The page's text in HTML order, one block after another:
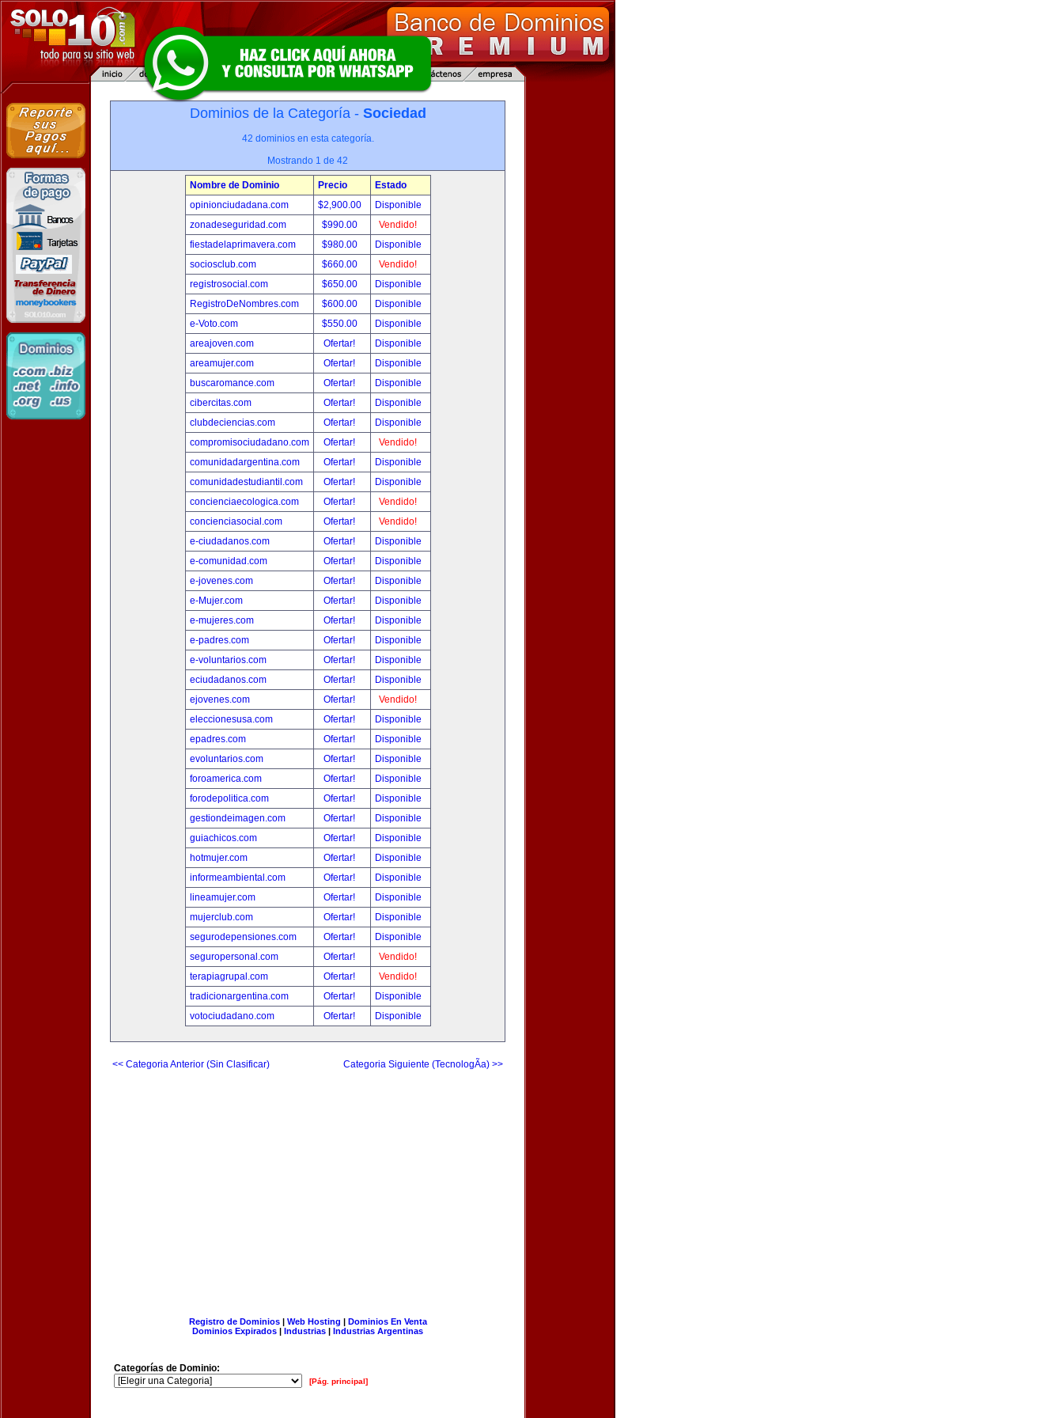
Dominios de la Categoría - Sociedad
42 dominios en esta categoría.
Mostrando 1 de 42
Nombre de Dominio Precio
Estado
opinionciudadana.com
$2,900.00
Disponible
zonadeseguridad.com
$990.00
Vendido!
fiestadelaprimavera.com
$980.00
Disponible
sociosclub.com
$660.00
Vendido!
registrosocial.com
$650.00
Disponible
RegistroDeNombres.com
$600.00
Disponible
e-Voto.com
$550.00
Disponible
areajoven.com
Ofertar!
Disponible
areamujer.com
Ofertar!
Disponible
buscaromance.com
Ofertar!
Disponible
cibercitas.com
Ofertar!
Disponible
clubdeciencias.com
Ofertar!
Disponible
compromisociudadano.com
Ofertar!
Vendido!
comunidadargentina.com
Ofertar!
Disponible
comunidadestudiantil.com
Ofertar!
Disponible
concienciaecologica.com
Ofertar!
Vendido!
concienciasocial.com
Ofertar!
Vendido!
e-ciudadanos.com
Ofertar!
Disponible
e-comunidad.com
Ofertar!
Disponible
e-jovenes.com
Ofertar!
Disponible
e-Mujer.com
Ofertar!
Disponible
e-mujeres.com
Ofertar!
Disponible
e-padres.com
Ofertar!
Disponible
e-voluntarios.com
Ofertar!
Disponible
eciudadanos.com
Ofertar!
Disponible
ejovenes.com
Ofertar!
Vendido!
eleccionesusa.com
Ofertar!
Disponible
epadres.com
Ofertar!
Disponible
evoluntarios.com
Ofertar!
Disponible
foroamerica.com
Ofertar!
Disponible
forodepolitica.com
Ofertar!
Disponible
gestiondeimagen.com
Ofertar!
Disponible
guiachicos.com
Ofertar!
Disponible
hotmujer.com
Ofertar!
Disponible
informeambiental.com
Ofertar!
Disponible
lineamujer.com
Ofertar!
Disponible
mujerclub.com
Ofertar!
Disponible
segurodepensiones.com
Ofertar!
Disponible
seguropersonal.com
Ofertar!
Vendido!
terapiagrupal.com
Ofertar!
Vendido!
tradicionargentina.com
Ofertar!
Disponible
votociudadano.com
Ofertar! Disponible
<< Categoria Anterior (Sin Clasificar) Categoria Siguiente (TecnologÃ­a) >>
Registro de Dominios| Web Hosting | Dominios En Venta
Dominios Expirados | Industrias | Industrias Argentinas
Categorías de Dominio:
[Pág. principal]